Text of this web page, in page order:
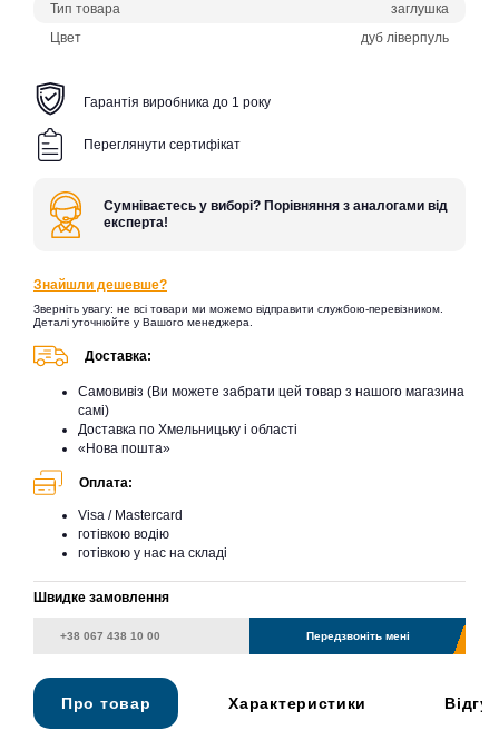
Тип товара
заглушка
Цвет
дуб ліверпуль
Гарантія виробника до 1 року
Переглянути сертифікат
Сумніваєтесь у виборі? Порівняння з аналогами від
експерта!
Знайшли дешевше?
Зверніть увагу: не всі товари ми можемо відправити службою-перевізником.
Деталі уточнюйте у Вашого менеджера.
Доставка:
Самовивіз (Ви можете забрати цей товар з нашого магазина
самі)
Доставка по Хмельницьку і області
«Нова пошта»
Оплата:
Visa / Mastercard
готівкою водію
готівкою у нас на складі
Швидке замовлення
Передзвоніть мені
Про товар Характеристики